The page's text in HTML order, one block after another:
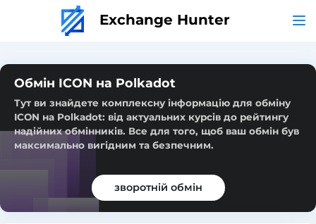
Exchange Hunter
Обмін ICON на Polkadot
Тут ви знайдете комплексну інформацію для обміну
ICON на Polkadot: від актуальних курсів до рейтингу
надійних обмінників. Все для того, щоб ваш обмін був
максимально вигідним та безпечним.
зворотній обмін